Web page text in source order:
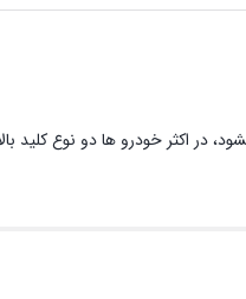
در اکثر خودرو ها دو نوع